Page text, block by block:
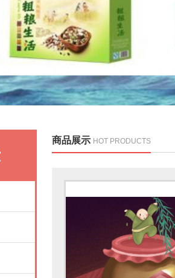
商品展示 HOT PRODUCTS